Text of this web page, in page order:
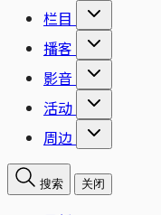
栏目
播客
影音
活动
周边
搜索 关闭